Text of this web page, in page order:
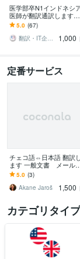
医学部卒N1インドネシ
医師が翻訳通訳します
【ライティング・翻訳カ
テゴリ1位獲得】すべて最
高品質翻訳。
5.0 (67)
翻訳・IT企業ニホンネシア【海外展開】
1,000
定番サービス
チェコ語⇔日本語 翻訳し
ます 一般文書 メール・
チャット パンフレット
映像字幕 etc.
5.0 (3)
Akane Jaroš
1,500
カテゴリタイ